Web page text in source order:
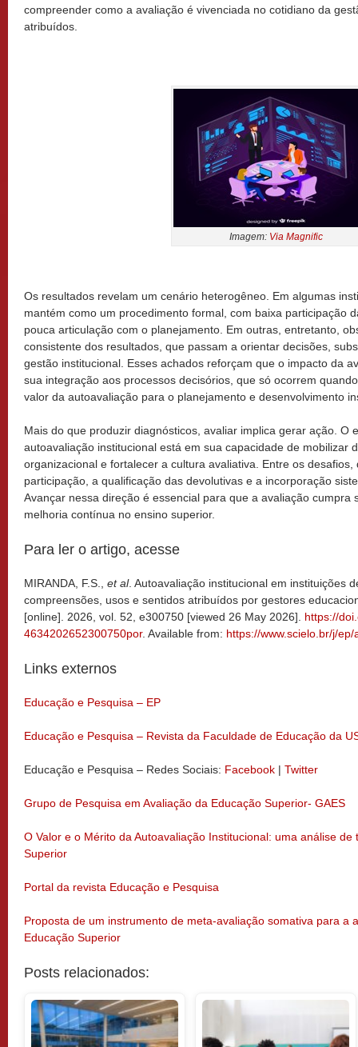
compreender como a avaliação é vivenciada no cotidiano da
atribuídos.
Imagem: Via Magnific
Os resultados revelam um cenário heterogêneo. Em algumas
mantém como um procedimento formal, com baixa participação
pouca articulação com o planejamento. Em outras, entretanto,
consistente dos resultados, que passam a orientar decisões,
gestão institucional. Esses achados reforçam que o impacto da
sua integração aos processos decisórios, que só ocorrem
valor da autoavaliação para o planejamento e desenvolvimento
Mais do que produzir diagnósticos, avaliar implica gerar ação. O
autoavaliação institucional está em sua capacidade de mobilizar
organizacional e fortalecer a cultura avaliativa. Entre os
participação, a qualificação das devolutivas e a incorporação
Avançar nessa direção é essencial para que a avaliação cumpra
melhoria contínua no ensino superior.
Para ler o artigo, acesse
MIRANDA, F.S., et al. Autoavaliação institucional em instituições
compreensões, usos e sentidos atribuídos por gestores
[online]. 2026, vol. 52, e300750 [viewed 26 May 2026]. https://
4634202652300750por. Available from: https://www.scielo.br/j/
Links externos
Educação e Pesquisa – EP
Educação e Pesquisa – Revista da Faculdade de Educação da
Educação e Pesquisa – Redes Sociais: Facebook | Twitter
Grupo de Pesquisa em Avaliação da Educação Superior- GAES
O Valor e o Mérito da Autoavaliação Institucional: uma análise
Superior
Portal da revista Educação e Pesquisa
Proposta de um instrumento de meta-avaliação somativa para a
Educação Superior
Posts relacionados: